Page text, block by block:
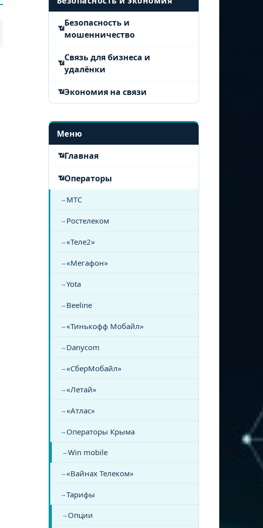
Безопасность и
мошенничество
Связь для бизнеса и
удалёнки
Экономия на связи
Меню
Главная
Операторы
МТС
Ростелеком
«Теле2»
«Мегафон»
Yota
Beeline
«Тинькофф Мобайл»
Danycom
«СберМобайл»
«Летай»
«Атлас»
Операторы Крыма
Win mobile
«Вайнах Телеком»
Тарифы
Опции